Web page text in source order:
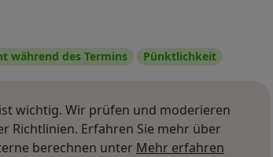
während des Termins Pünktlichkeit
wichtig. Wir prüfen und moderieren
Richtlinien. Erfahren Sie mehr über
berechnen unter Mehr erfahren